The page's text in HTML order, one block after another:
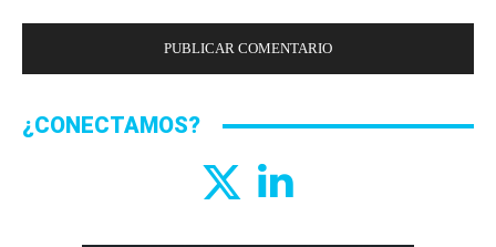
¿CONECTAMOS?